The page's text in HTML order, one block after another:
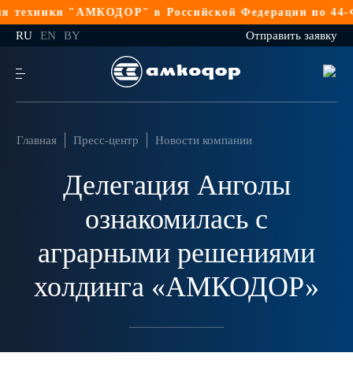
"АМКОДОР" в Российской Федерации по 44-ФЗ
RU EN BY Отправить заявку
Главная Пресс-центр Новости компании
Делегация Анголы
ознакомилась с
аграрными решениями
холдинга «АМКОДОР»